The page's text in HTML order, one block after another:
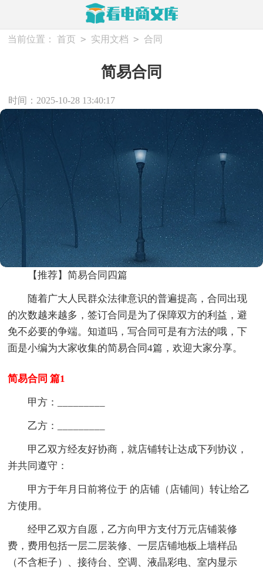
当前位置： 首页 > 实用文档 > 合同
简易合同
时间：2025-10-28 13:40:17
【推荐】简易合同四篇
随着广大人民群众法律意识的普遍提高，合同出现
的次数越来越多，签订合同是为了保障双方的利益，避
免不必要的争端。知道吗，写合同可是有方法的哦，下
面是小编为大家收集的简易合同4篇，欢迎大家分享。
简易合同 篇1
甲方：_________
乙方：_________
甲乙双方经友好协商，就店铺转让达成下列协议，
并共同遵守：
甲方于年月日前将位于 的店铺（店铺间）转让给乙
方使用。
经甲乙双方自愿，乙方向甲方支付万元店铺装修
费，费用包括一层二层装修、一层店铺地板上墙样品
（不含柜子）、接待台、空调、液晶彩电、室内显示